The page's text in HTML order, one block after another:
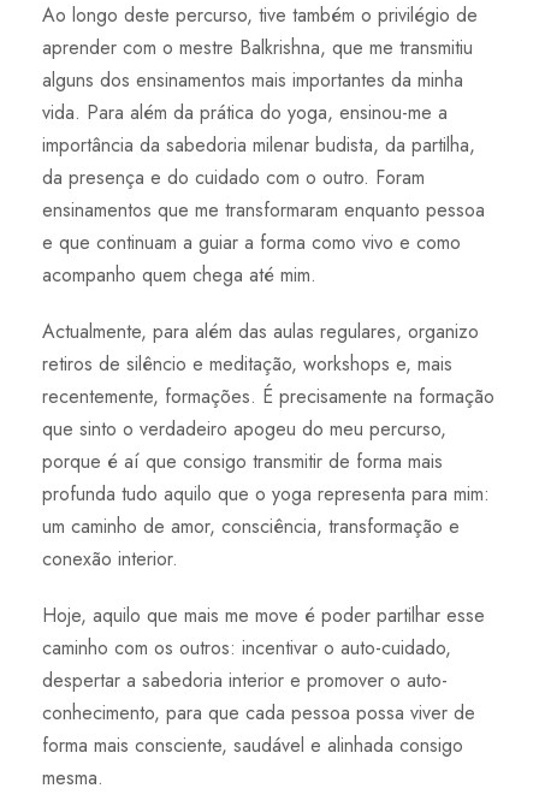
Ao longo deste percurso, tive também o privilégio de
aprender com o mestre Balkrishna, que me transmitiu
alguns dos ensinamentos mais importantes da minha
vida. Para além da prática do yoga, ensinou-me a
importância da sabedoria milenar budista, da partilha,
da presença e do cuidado com o outro. Foram
ensinamentos que me transformaram enquanto pessoa
e que continuam a guiar a forma como vivo e como
acompanho quem chega até mim.
Actualmente, para além das aulas regulares, organizo
retiros de silêncio e meditação, workshops e, mais
recentemente, formações. É precisamente na formação
que sinto o verdadeiro apogeu do meu percurso,
porque é aí que consigo transmitir de forma mais
profunda tudo aquilo que o yoga representa para mim:
um caminho de amor, consciência, transformação e
conexão interior.
Hoje, aquilo que mais me move é poder partilhar esse
caminho com os outros: incentivar o auto-cuidado,
despertar a sabedoria interior e promover o auto-
conhecimento, para que cada pessoa possa viver de
forma mais consciente, saudável e alinhada consigo
mesma.